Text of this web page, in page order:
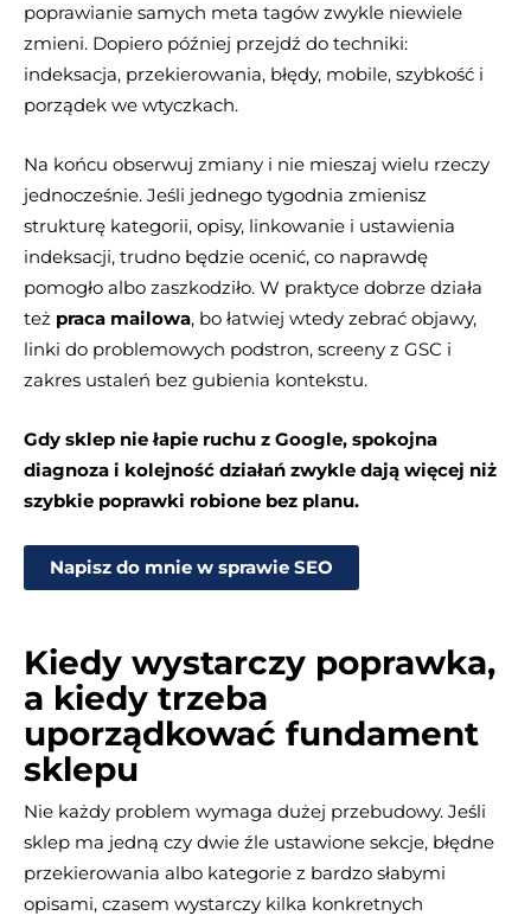
poprawianie samych meta tagów zwykle niewiele
zmieni. Dopiero później przejdź do techniki:
indeksacja, przekierowania, błędy, mobile, szybkość i
porządek we wtyczkach.
Na końcu obserwuj zmiany i nie mieszaj wielu rzeczy
jednocześnie. Jeśli jednego tygodnia zmienisz
strukturę kategorii, opisy, linkowanie i ustawienia
indeksacji, trudno będzie ocenić, co naprawdę
pomogło albo zaszkodziło. W praktyce dobrze działa
też praca mailowa, bo łatwiej wtedy zebrać objawy,
linki do problemowych podstron, screeny z GSC i
zakres ustaleń bez gubienia kontekstu.
Gdy sklep nie łapie ruchu z Google, spokojna
diagnoza i kolejność działań zwykle dają więcej niż
szybkie poprawki robione bez planu.
Napisz do mnie w sprawie SEO
Kiedy wystarczy poprawka,
a kiedy trzeba
uporządkować fundament
sklepu
Nie każdy problem wymaga dużej przebudowy. Jeśli
sklep ma jedną czy dwie źle ustawione sekcje, błędne
przekierowania albo kategorie z bardzo słabymi
opisami, czasem wystarczy kilka konkretnych